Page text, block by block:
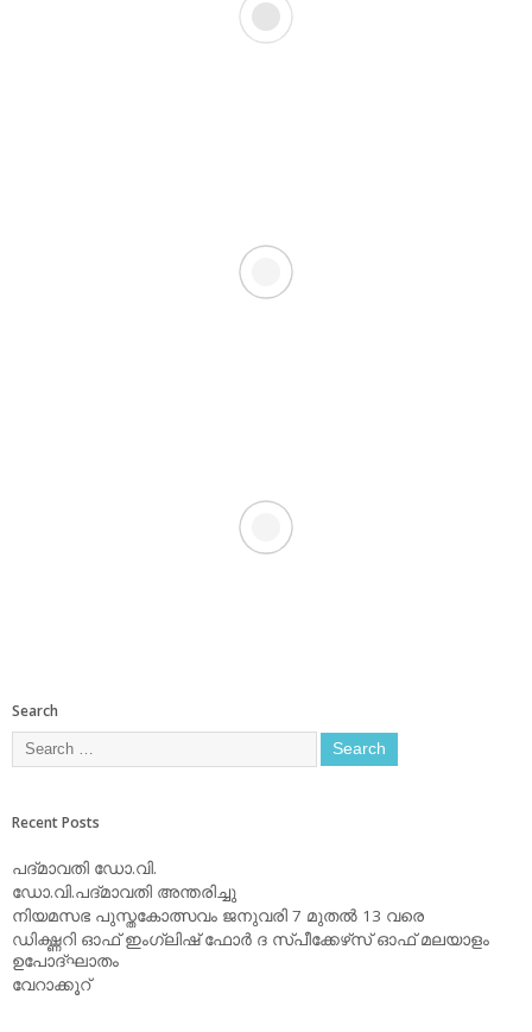
Search
Recent Posts
പദ്മാവതി ഡോ.വി.
ഡോ.വി.പദ്മാവതി അന്തരിച്ചു
നിയമസഭ പുസ്തകോത്സവം ജനുവരി 7 മുതല്‍ 13 വരെ
ഡിക്ഷ്ണറി ഓഫ് ഇംഗ്ലിഷ് ഫോര്‍ ദ സ്പീക്കേഴ്‌സ് ഓഫ് മലയാളം
ഉപോദ്ഘാതം
വേറാക്കൂറ്